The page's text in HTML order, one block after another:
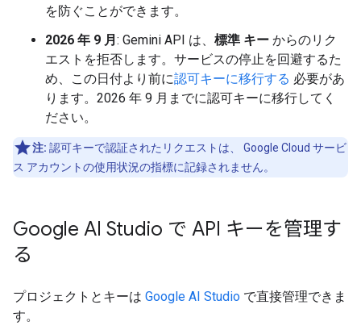
を防ぐことができます。
2026 年 9 月 : Gemini API は、 標準 キー からのリク
エストを拒否します。サービスの停止を回避するた
め、この日付より前に認可キーに移行する 必要があ
ります。2026 年 9 月までに認可キーに移行してく
ださい。
注: 認可キーで認証されたリクエストは、 Google Cloud サービ
ス アカウントの使用状況の指標に記録されません。
Google AI Studio で API キーを管理す
る
プロジェクトとキーは Google AI Studio で直接管理できま
す。